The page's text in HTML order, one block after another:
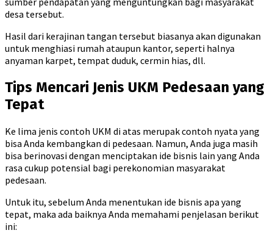
desa tersebut.
Hasil dari kerajinan tangan tersebut biasanya akan digunakan
untuk menghiasi rumah ataupun kantor, seperti halnya
anyaman karpet, tempat duduk, cermin hias, dll.
Tips Mencari Jenis UKM Pedesaan yang
Tepat
Ke lima jenis contoh UKM di atas merupak contoh nyata yang
bisa Anda kembangkan di pedesaan. Namun, Anda juga masih
bisa berinovasi dengan menciptakan ide bisnis lain yang Anda
rasa cukup potensial bagi perekonomian masyarakat
pedesaan.
Untuk itu, sebelum Anda menentukan ide bisnis apa yang
tepat, maka ada baiknya Anda memahami penjelasan berikut
ini: